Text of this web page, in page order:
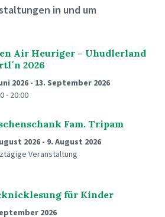
in und um
Air Heuriger – Uhudlerland
2026
2026 - 13. September 2026
- 20:00
Fam. Tripam
2026 - 9. August 2026
Veranstaltung
für Kinder
2026